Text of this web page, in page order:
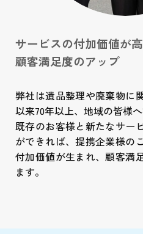
サービスの付加価値が高
顧客満足度のアップ
弊社は遺品整理や廃棄物に
以来70年以上、地域の皆様
既存のお客様と新たなサー
ができれば、提携企業様の
付加価値が生まれ、顧客満
ます。